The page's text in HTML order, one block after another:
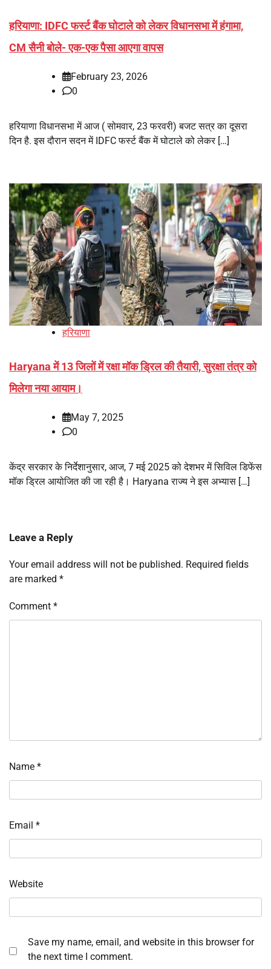
हरियाणा: IDFC फर्स्ट बैंक घोटाले को लेकर विधानसभा में हंगामा,
CM सैनी बोले- एक-एक पैसा आएगा वापस
February 23, 2026
0
हरियाणा विधानसभा में आज ( सोमवार, 23 फरवरी) बजट सत्र का दूसरा
दिन है. इस दौरान सदन में IDFC फर्स्ट बैंक में घोटाले को लेकर […]
हरियाणा
Haryana में 13 जिलों में रक्षा मॉक ड्रिल की तैयारी, सुरक्षा तंत्र को
मिलेगा नया आयाम।
May 7, 2025
0
केंद्र सरकार के निर्देशानुसार, आज, 7 मई 2025 को देशभर में सिविल डिफेंस
मॉक ड्रिल आयोजित की जा रही है। Haryana राज्य ने इस अभ्यास […]
Leave a Reply
Your email address will not be published. Required fields
are marked *
Comment *
Name *
Email *
Website
Save my name, email, and website in this browser for
the next time I comment.